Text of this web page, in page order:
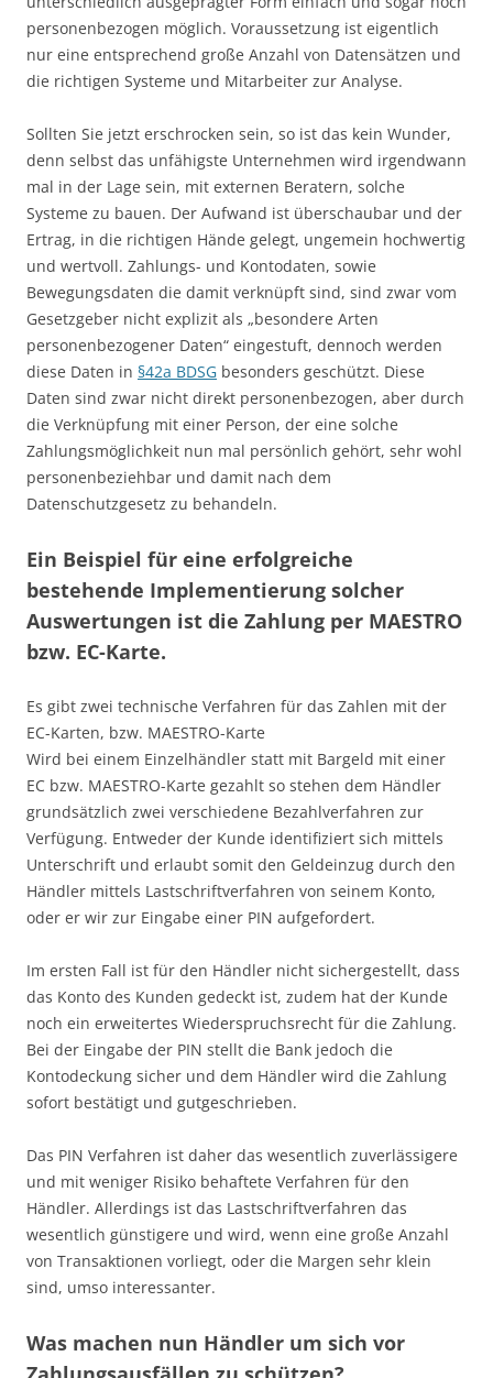
personenbezogen möglich. Voraussetzung ist eigentlich
nur eine entsprechend große Anzahl von Datensätzen und
die richtigen Systeme und Mitarbeiter zur Analyse.
Sollten Sie jetzt erschrocken sein, so ist das kein Wunder,
denn selbst das unfähigste Unternehmen wird irgendwann
mal in der Lage sein, mit externen Beratern, solche
Systeme zu bauen. Der Aufwand ist überschaubar und der
Ertrag, in die richtigen Hände gelegt, ungemein hochwertig
und wertvoll. Zahlungs- und Kontodaten, sowie
Bewegungsdaten die damit verknüpft sind, sind zwar vom
Gesetzgeber nicht explizit als „besondere Arten
personenbezogener Daten“ eingestuft, dennoch werden
diese Daten in §42a BDSG besonders geschützt. Diese
Daten sind zwar nicht direkt personenbezogen, aber durch
die Verknüpfung mit einer Person, der eine solche
Zahlungsmöglichkeit nun mal persönlich gehört, sehr wohl
personenbeziehbar und damit nach dem
Datenschutzgesetz zu behandeln.
Ein Beispiel für eine erfolgreiche
bestehende Implementierung solcher
Auswertungen ist die Zahlung per MAESTRO
bzw. EC-Karte.
Es gibt zwei technische Verfahren für das Zahlen mit der
EC-Karten, bzw. MAESTRO-Karte
Wird bei einem Einzelhändler statt mit Bargeld mit einer
EC bzw. MAESTRO-Karte gezahlt so stehen dem Händler
grundsätzlich zwei verschiedene Bezahlverfahren zur
Verfügung. Entweder der Kunde identifiziert sich mittels
Unterschrift und erlaubt somit den Geldeinzug durch den
Händler mittels Lastschriftverfahren von seinem Konto,
oder er wir zur Eingabe einer PIN aufgefordert.
Im ersten Fall ist für den Händler nicht sichergestellt, dass
das Konto des Kunden gedeckt ist, zudem hat der Kunde
noch ein erweitertes Wiederspruchsrecht für die Zahlung.
Bei der Eingabe der PIN stellt die Bank jedoch die
Kontodeckung sicher und dem Händler wird die Zahlung
sofort bestätigt und gutgeschrieben.
Das PIN Verfahren ist daher das wesentlich zuverlässigere
und mit weniger Risiko behaftete Verfahren für den
Händler. Allerdings ist das Lastschriftverfahren das
wesentlich günstigere und wird, wenn eine große Anzahl
von Transaktionen vorliegt, oder die Margen sehr klein
sind, umso interessanter.
Was machen nun Händler um sich vor